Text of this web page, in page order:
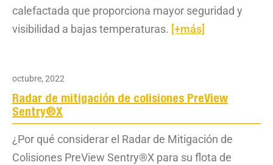
calefactada que proporciona mayor seguridad y
visibilidad a bajas temperaturas. [+más]
octubre, 2022
Radar de mitigación de colisiones PreView
Sentry®X
¿Por qué considerar el Radar de Mitigación de
Colisiones PreView Sentry®X para su flota de